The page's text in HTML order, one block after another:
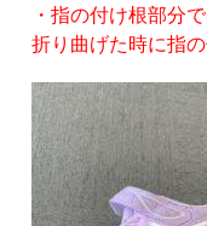
・指の付け根部分
折り曲げた時に指